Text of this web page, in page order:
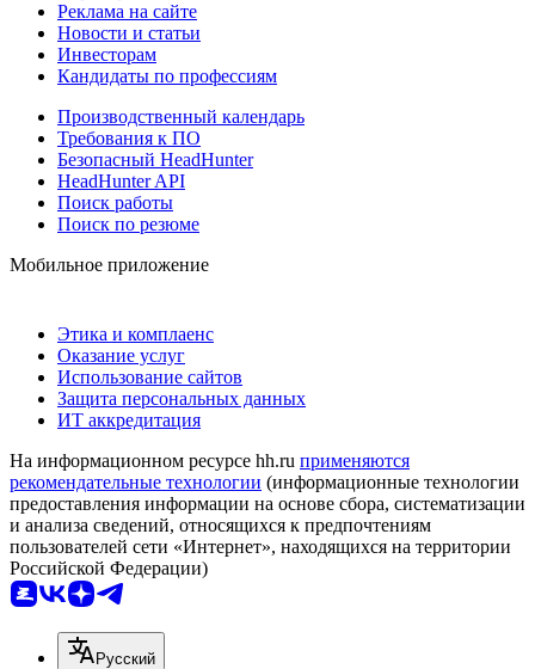
Реклама на сайте
Новости и статьи
Инвесторам
Кандидаты по профессиям
Производственный календарь
Требования к ПО
Безопасный HeadHunter
HeadHunter API
Поиск работы
Поиск по резюме
Мобильное приложение
Этика и комплаенс
Оказание услуг
Использование сайтов
Защита персональных данных
ИТ аккредитация
На информационном ресурсе hh.ru применяются
рекомендательные технологии (информационные технологии
предоставления информации на основе сбора, систематизации
и анализа сведений, относящихся к предпочтениям
пользователей сети «Интернет», находящихся на территории
Российской Федерации)
Русский